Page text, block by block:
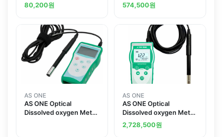
일상 방수형
80,200원
Replacement Electrode
574,500원
AS ONE
AS ONE Optical
Dissolved oxygen Meter
AS ONE
AS ONE Optical
Dissolved oxygen Meter
Dissolved oxygen
Temperatureand others
2,728,500원